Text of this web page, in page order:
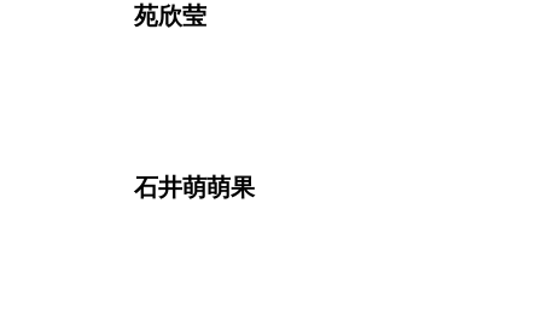
苑欣莹
石井萌萌果